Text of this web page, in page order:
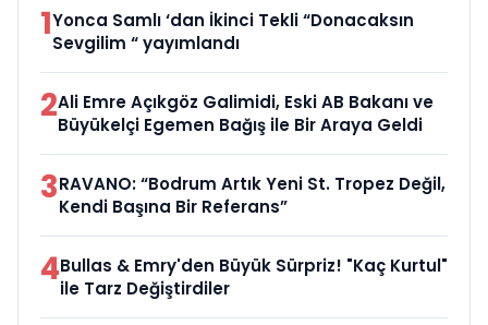
1Yonca Samlı ‘dan İkinci Tekli “Donacaksın
Sevgilim “ yayımlandı
2Ali Emre Açıkgöz Galimidi, Eski AB Bakanı ve
Büyükelçi Egemen Bağış ile Bir Araya Geldi
3RAVANO: “Bodrum Artık Yeni St. Tropez Değil,
Kendi Başına Bir Referans”
4Bullas & Emry'den Büyük Sürpriz! "Kaç Kurtul"
ile Tarz Değiştirdiler